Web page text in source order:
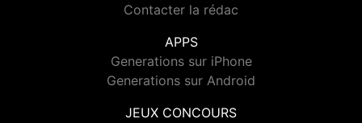
Contacter la rédac
APPS
Generations sur iPhone
Generations sur Android
JEUX CONCOURS